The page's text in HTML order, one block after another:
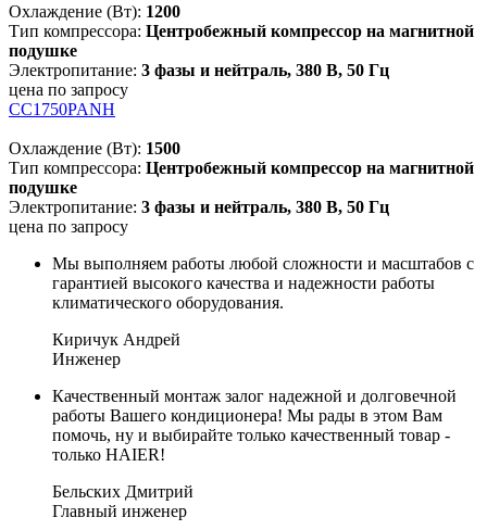
Охлаждение (Вт): 1200
Тип компрессора: Центробежный компрессор на магнитной
подушке
Электропитание: 3 фазы и нейтраль, 380 В, 50 Гц
цена по запросу
CC1750PANH
Охлаждение (Вт): 1500
Тип компрессора: Центробежный компрессор на магнитной
подушке
Электропитание: 3 фазы и нейтраль, 380 В, 50 Гц
цена по запросу
Мы выполняем работы любой сложности и масштабов с
гарантией высокого качества и надежности работы
климатического оборудования.
Киричук Андрей
Инженер
Качественный монтаж залог надежной и долговечной
работы Вашего кондиционера! Мы рады в этом Вам
помочь, ну и выбирайте только качественный товар -
только HAIER!
Бельских Дмитрий
Главный инженер